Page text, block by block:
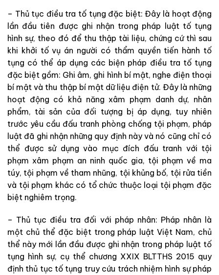
– Thủ tục điều tra tố tụng đặc biệt:Đây là hoạt động
lần đầu tiên được ghi nhận trong pháp luật tố tụng
hình sự, theo đó để thu thập tài liệu, chứng cứ thì sau
khi khởi tốvụ án người có thẩm quyền tiến hành tố
tụng có thể áp dụng các biện pháp điều tra tố tụng
đặc biệt gồm: Ghi âm, ghi hình bí mật, nghe điện thoại
bí mậtvà thu thập bí mật dữ liệu điện tử. Đây là những
hoạt động có khả năngxâm phạm danh dự, nhân
phẩm, tài sản của đối tượng bị áp dụng, tuy nhiên
trước yêu cầu đấu tranh phòng chống tội phạm, pháp
luật đã ghi nhận những quy định này và nó cũng chỉ có
thể được sử dụng vào mục đích đấu tranh với tội
phạm xâm phạm an ninh quốc gia, tội phạm về ma
túy, tội phạm về tham nhũng, tội khủng bố, tội rửa tiền
và tội phạm khác có tổ chức thuộc loại tội phạm đặc
biệt nghiêm trọng.
– Thủ tục điều tra đối với pháp nhân: Pháp nhân là
một chủ thể đặc biệt trong pháp luậtViệt Nam, chủ
thể này mới lần đầu được ghi nhận trong pháp luật tố
tụng hình sự, cụ thể chương XXIX BLTTHS 2015 quy
định thủ tục tố tụng truy cứu trách nhiệm hình sự pháp